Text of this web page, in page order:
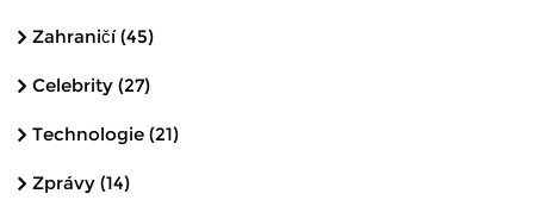
Zahraničí(45)
Celebrity (27)
Technologie (21)
Zprávy (14)